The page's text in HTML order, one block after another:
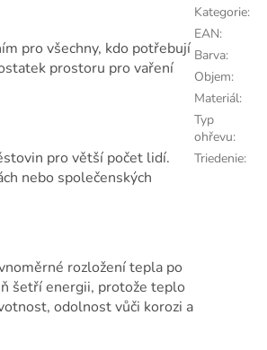
pro všechny, kdo potřebují
prostoru pro vaření
pro větší počet lidí.
nebo společenských
rozložení tepla po
šetří energii, protože teplo
odolnost vůči korozi a
Kategorie:
EAN:
Barva:
Objem:
Materiál:
Typ
ohřevu:
Triedenie: